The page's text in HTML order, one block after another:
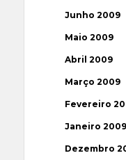
Junho 2009
Maio 2009
Abril 2009
Março 2009
Fevereiro
Janeiro 2009
Dezembro